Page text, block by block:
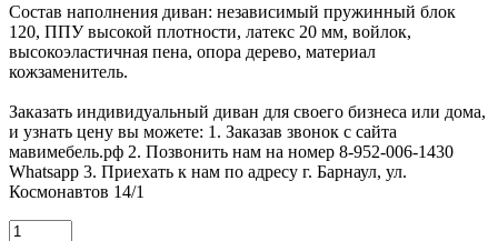
Состав наполнения диван: независимый пружинный блок
120, ППУ высокой плотности, латекс 20 мм, войлок,
высокоэластичная пена, опора дерево, материал
кожзаменитель.
Заказать индивидуальный диван для своего бизнеса или дома,
и узнать цену вы можете: 1. Заказав звонок с сайта
мавимебель.рф 2. Позвонить нам на номер 8-952-006-1430
Whatsapp 3. Приехать к нам по адресу г. Барнаул, ул.
Космонавтов 14/1